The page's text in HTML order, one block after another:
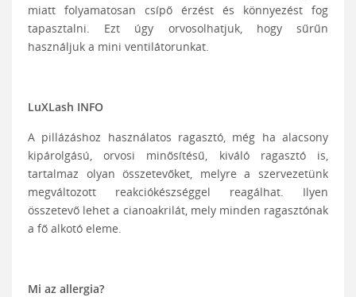
miatt folyamatosan csípő érzést és könnyezést fog
tapasztalni. Ezt úgy orvosolhatjuk, hogy sűrűn
használjuk a mini ventilátorunkat.
LuXLash INFO
A pillázáshoz használatos ragasztó, még ha alacsony
kipárolgású, orvosi minősítésű, kiváló ragasztó is,
tartalmaz olyan összetevőket, melyre a szervezetünk
megváltozott reakciókészséggel reagálhat. Ilyen
összetevő lehet a cianoakrilát, mely minden ragasztónak
a fő alkotó eleme.
Mi az allergia?